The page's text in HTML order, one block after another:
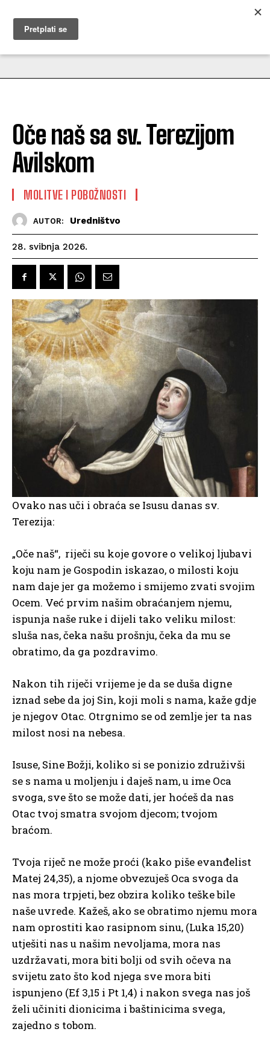
MUŽEVNI BUDITE
Oče naš sa sv. Terezijom
Avilskom
MOLITVE I POBOŽNOSTI
AUTOR: Uredništvo
28. svibnja 2026.
Ovako nas uči i obraća se Isusu danas sv.
Terezija:
„Oče naš“, riječi su koje govore o velikoj ljubavi
koju nam je Gospodin iskazao, o milosti koju
nam daje jer ga možemo i smijemo zvati svojim
Ocem. Već prvim našim obraćanjem njemu,
ispunja naše ruke i dijeli tako veliku milost:
sluša nas, čeka našu prošnju, čeka da mu se
obratimo, da ga pozdravimo.
Nakon tih riječi vrijeme je da se duša digne
iznad sebe da joj Sin, koji moli s nama, kaže gdje
je njegov Otac. Otrgnimo se od zemlje jer ta nas
milost nosi na nebesa.
Isuse, Sine Božji, koliko si se ponizio združivši
se s nama u moljenju i daješ nam, u ime Oca
svoga, sve što se može dati, jer hoćeš da nas
Otac tvoj smatra svojom djecom; tvojom
braćom.
Tvoja riječ ne može proći (kako piše evanđelist
Matej 24,35), a njome obvezuješ Oca svoga da
nas mora trpjeti, bez obzira koliko teške bile
naše uvrede. Kažeš, ako se obratimo njemu mora
nam oprostiti kao rasipnom sinu, (Luka 15,20)
utješiti nas u našim nevoljama, mora nas
uzdržavati, mora biti bolji od svih očeva na
svijetu zato što kod njega sve mora biti
ispunjeno (Ef 3,15 i Pt 1,4) i nakon svega nas još
želi učiniti dionicima i baštinicima svega,
zajedno s tobom.